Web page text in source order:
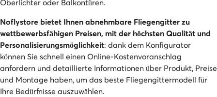
Oberlichter oder Balkontüren.
Noflystore bietet Ihnen abnehmbare Fliegengitter zu
wettbewerbsfähigen Preisen, mit der höchsten Qualität und
Personalisierungsmöglichkeit: dank dem Konfigurator
können Sie schnell einen Online-Kostenvoranschlag
anfordern und detaillierte Informationen über Produkt, Preise
und Montage haben, um das beste Fliegengittermodell für
Ihre Bedürfnisse auszuwählen.